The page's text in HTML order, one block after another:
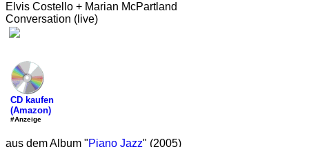
Elvis Costello + Marian McPartland
Conversation (live)
CD kaufen
(Amazon)
#Anzeige
aus dem Album "Piano Jazz" (2005)